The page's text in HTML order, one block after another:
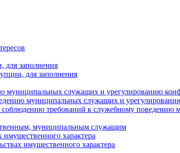
для заполнения
для заполнения
служащих и урегулированию
муниципальных служащих и
требований к служебному поведению
муниципальным служащим
имущественного характера
имущественного характера